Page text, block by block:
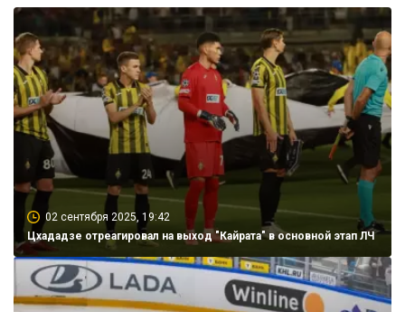
02 сентября 2025, 19:42
Цхададзе отреагировал на выход "Кайрата" в основной этап ЛЧ